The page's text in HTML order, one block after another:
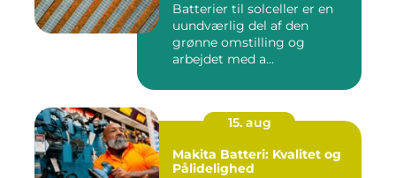
Batterier til solceller er en
uundværlig del af den
grønne omstilling og
arbejdet med a...
15. aug
Makita Batteri: Kvalitet og
Pålidelighed